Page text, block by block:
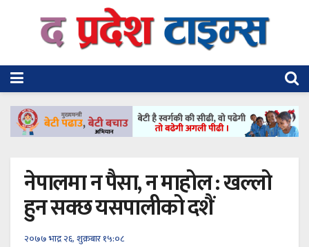
नेपालमा न पैसा, न माहोल : खल्लो
हुन सक्छ यसपालीको दशैं
२०७७ भाद्र २६, शुक्रबार १५:०८